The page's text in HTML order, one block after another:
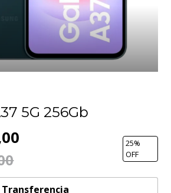
5G 256Gb
25%
OFF
Transferencia